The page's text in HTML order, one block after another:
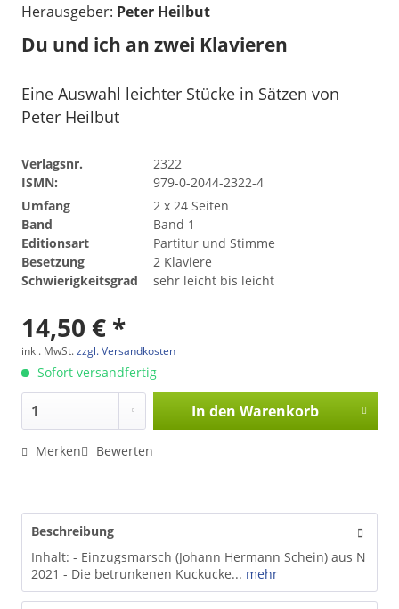
Herausgeber: Peter Heilbut
Du und ich an zwei Klavieren
Eine Auswahl leichter Stücke in Sätzen von
Peter Heilbut
Verlagsnr.
2322
ISMN:
979-0-2044-2322-4
Umfang
2 x 24 Seiten
Band
Band 1
Editionsart
Partitur und Stimme
Besetzung
2 Klaviere
Schwierigkeitsgrad
sehr leicht bis leicht
14,50 € *
inkl. MwSt.zzgl. Versandkosten
Sofort versandfertig
In den Warenkorb
Merken Bewerten
Beschreibung
Inhalt: - Einzugsmarsch (Johann Hermann Schein) aus N
2021 - Die betrunkenen Kuckucke... mehr